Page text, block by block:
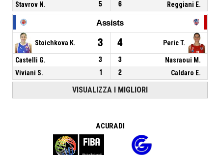
Stavrov N.
5 6 Reggiani E.
Assists
Stoichkova K. 3 4 Peric T.
Castelli G. 3 3
Nasraoui M.
Viviani S.
1 2 Caldaro E.
VISUALIZZA I MIGLIORI
A CURA DI